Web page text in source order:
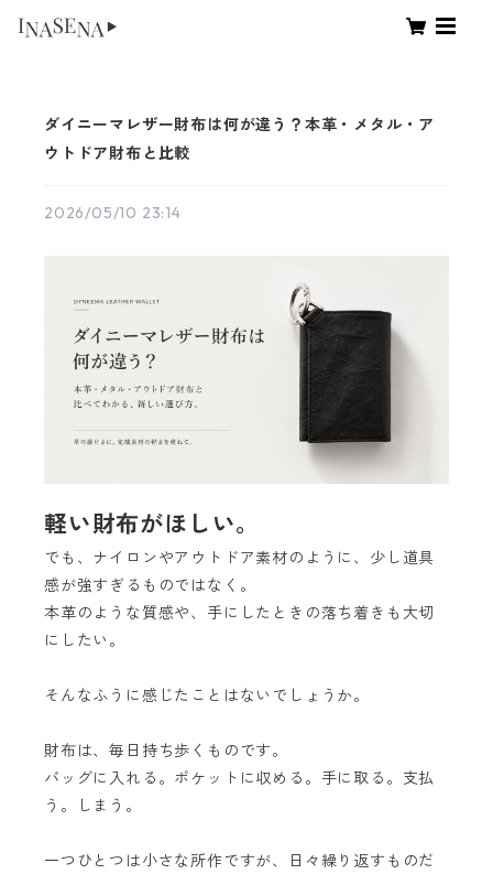
ダイニーマレザー財布は何が違う？本革・メタル・ア
ウトドア財布と比較
2026/05/10 23:14
軽い財布がほしい。
でも、ナイロンやアウトドア素材のように、少し道具
感が強すぎるものではなく。
本革のような質感や、手にしたときの落ち着きも大切
にしたい。
そんなふうに感じたことはないでしょうか。
財布は、毎日持ち歩くものです。
バッグに入れる。ポケットに収める。手に取る。支払
う。しまう。
一つひとつは小さな所作ですが、日々繰り返すものだ